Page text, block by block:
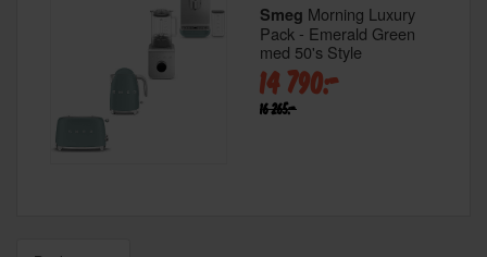
Smeg Morning Luxury
Pack - Emerald Green
med 50's Style
14 790:-
16 265:-